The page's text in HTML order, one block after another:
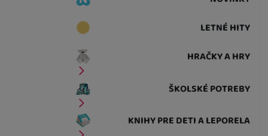
LETNÉ HITY
HRAČKY A HRY
ŠKOLSKÉ POTREBY
KNIHY PRE DETI A LEPORELA